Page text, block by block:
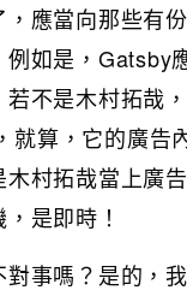
應當向那些有
如是，Gatsby
不是木村拓哉
就算，它的廣告
村拓哉當上廣
是即時！
事嗎？是的，